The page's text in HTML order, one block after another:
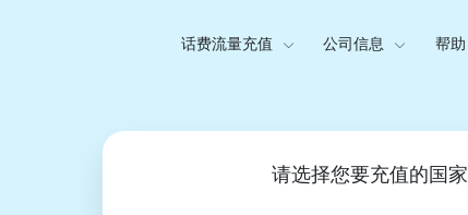
话费流量充值 公司信息 帮助
请选择您要充值的国家